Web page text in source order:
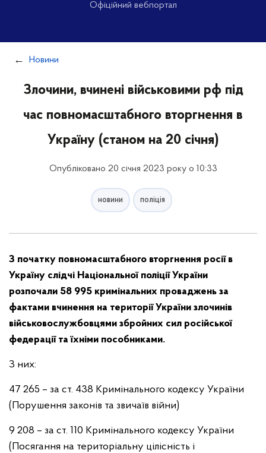
Офіційний вебпортал
Новини
Злочини, вчинені військовими рф під
час повномасштабного вторгнення в
Україну (станом на 20 січня)
Опубліковано 20 січня 2023 року о 10:33
новини поліція
З початку повномасштабного вторгнення росії в
Україну слідчі Національної поліції України
розпочали 58 995 кримінальних проваджень за
фактами вчинення на території України злочинів
військовослужбовцями збройних сил російської
федерації та їхніми пособниками.
З них:
47 265 – за ст. 438 Кримінального кодексу України
(Порушення законів та звичаїв війни)
9 208 – за ст. 110 Кримінального кодексу України
(Посягання на територіальну цілісність і